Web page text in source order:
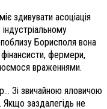
здивувати асоціація
Борисполя вона
фермери,
враженнями.
Зі звичайною яловичою
заздалегідь не